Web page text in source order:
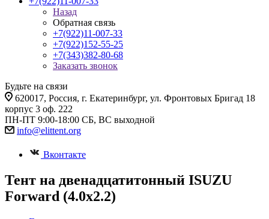
Назад
Обратная связь
+7(922)11-007-33
+7(922)152-55-25
+7(343)382-80-68
Заказать звонок
Будьте на связи
620017, Россия, г. Екатеринбург, ул. Фронтовых Бригад 18
корпус 3 оф. 222
ПН-ПТ 9:00-18:00 СБ, ВС выходной
info@elittent.org
Вконтакте
Тент на двенадцатитонный ISUZU
Forward (4.0х2.2)